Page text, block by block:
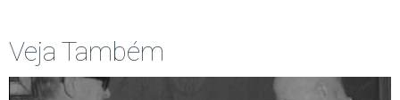
Veja Também